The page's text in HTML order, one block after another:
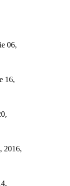
06,
16,
2016,